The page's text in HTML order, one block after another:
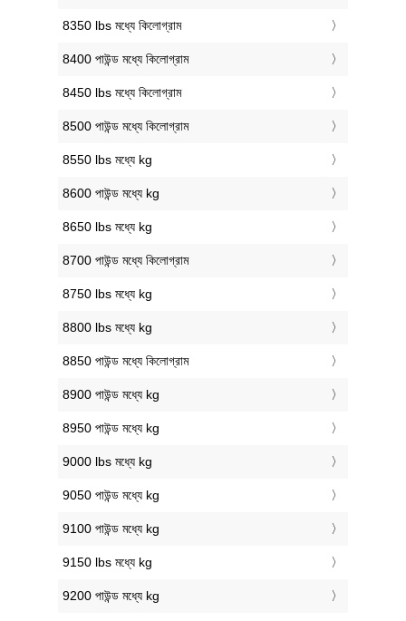
8350 lbs মধ্যে কিলোগ্রাম
8400 পাউন্ড মধ্যে কিলোগ্রাম
8450 lbs মধ্যে কিলোগ্রাম
8500 পাউন্ড মধ্যে কিলোগ্রাম
8550 lbs মধ্যে kg
8600 পাউন্ড মধ্যে kg
8650 lbs মধ্যে kg
8700 পাউন্ড মধ্যে কিলোগ্রাম
8750 lbs মধ্যে kg
8800 lbs মধ্যে kg
8850 পাউন্ড মধ্যে কিলোগ্রাম
8900 পাউন্ড মধ্যে kg
8950 পাউন্ড মধ্যে kg
9000 lbs মধ্যে kg
9050 পাউন্ড মধ্যে kg
9100 পাউন্ড মধ্যে kg
9150 lbs মধ্যে kg
9200 পাউন্ড মধ্যে kg